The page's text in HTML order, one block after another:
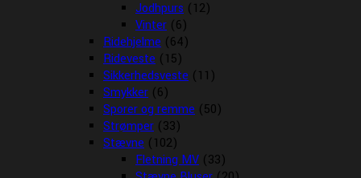
Jodhpurs (12)
Vinter (6)
Ridehjelme (64)
Rideveste (15)
Sikkerhedsveste (11)
Smykker (6)
Sporer og remme (50)
Strømper (33)
Stævne (102)
Fletning MV (33)